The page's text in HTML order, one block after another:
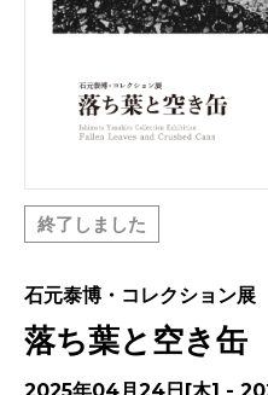
終了しました
石元泰博・コレクション展
落ち葉と空き缶